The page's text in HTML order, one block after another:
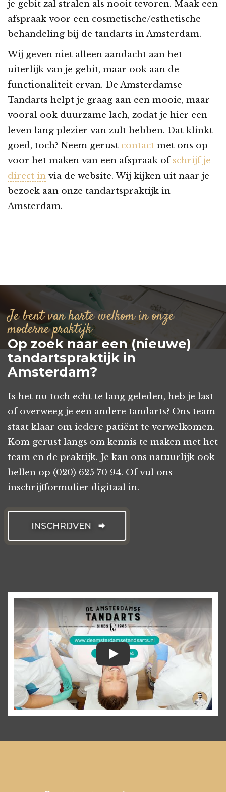
je gebit zal stralen als nooit tevoren. Maak een
afspraak voor een cosmetische/esthetische
behandeling bij de tandarts in Amsterdam.
Wij geven niet alleen aandacht aan het
uiterlijk van je gebit, maar ook aan de
functionaliteit ervan. De Amsterdamse
Tandarts helpt je graag aan een mooie, maar
vooral ook duurzame lach, zodat je hier een
leven lang plezier van zult hebben. Dat klinkt
goed, toch? Neem gerust contact met ons op
voor het maken van een afspraak ofschrijf je
direct in via de website. Wij kijken uit naar je
bezoek aan onze tandartspraktijk in
Amsterdam.
Je bent van harte welkom in onze
moderne praktijk
Op zoek naar een (nieuwe)
tandartspraktijk in
Amsterdam?
Is het nu toch echt te lang geleden, heb je last
of overweeg je een andere tandarts? Ons team
staat klaar om iedere patiënt te verwelkomen.
Kom gerust langs om kennis te maken met het
team en de praktijk. Je kan ons natuurlijk ook
bellen op (020) 625 70 94. Of vul ons
inschrijfformulier digitaal in.
INSCHRIJVEN
Praktijkvideo De